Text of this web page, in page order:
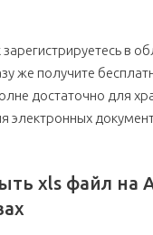
зарегистрируетесь в
же получите
достаточно для
электронных
xls файл на